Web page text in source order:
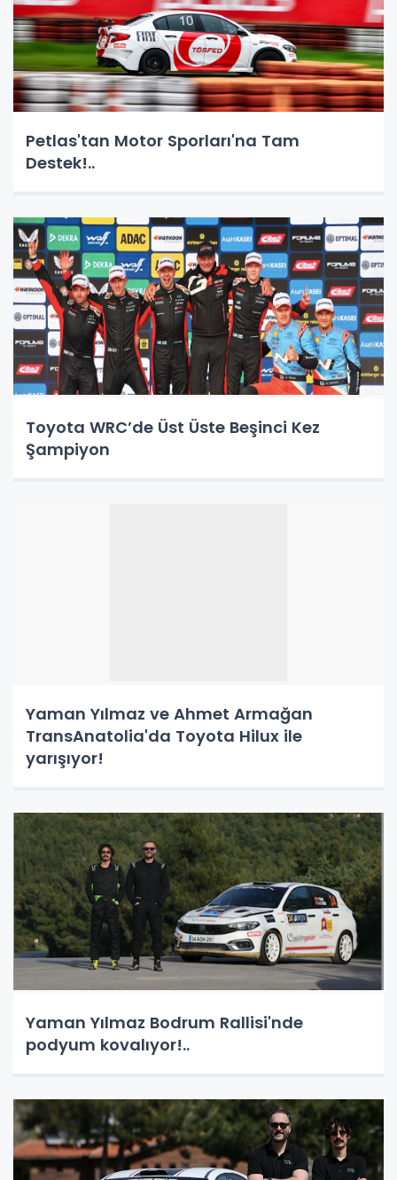
Petlas'tan Motor Sporları'na Tam
Destek!..
Toyota WRC’de Üst Üste Beşinci Kez
Şampiyon
Yaman Yılmaz ve Ahmet Armağan
TransAnatolia'da Toyota Hilux ile
yarışıyor!
Yaman Yılmaz Bodrum Rallisi'nde
podyum kovalıyor!..